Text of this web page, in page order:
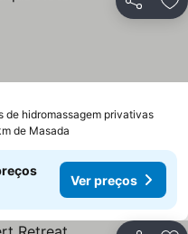
Partilhar
de hidromassagem privativasVer
preços
de Masada
Ver preços